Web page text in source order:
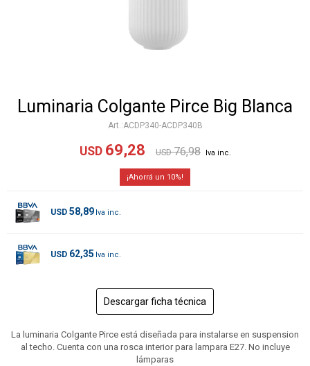
Luminaria Colgante Pirce Big Blanca
ACDP340-ACDP340B
USD 69,28 USD 76,98
10
USD 58,89
USD 62,35
Descargar ficha técnica
La luminaria Colgante Pirce está diseñada para instalarse en suspension
al techo. Cuenta con una rosca interior para lampara E27. No incluye
lámparas